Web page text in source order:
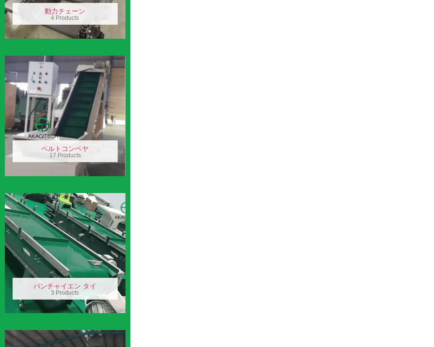
動力チェーン
4 Products
ベルトコンベヤ
17 Products
バンチャイエン タイ
3 Products